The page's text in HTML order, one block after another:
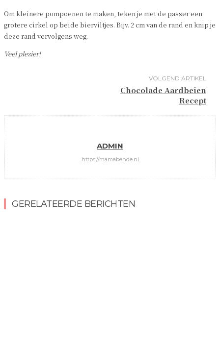
Om kleinere pompoenen te maken, teken je met de passer een
grotere cirkel op beide bierviltjes. Bijv. 2 cm van de rand en knip je
deze rand vervolgens weg.
Veel plezier!
VOLGEND ARTIKEL
Chocolade Aardbeien
Recept
ADMIN
https://mamabende.nl
GERELATEERDE BERICHTEN